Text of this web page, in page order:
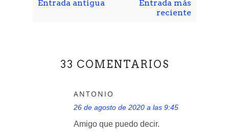
Entrada más
reciente
Entrada antigua
33 COMENTARIOS
ANTONIO
26 de agosto de 2020 a las 9:45
Amigo que puedo decir.